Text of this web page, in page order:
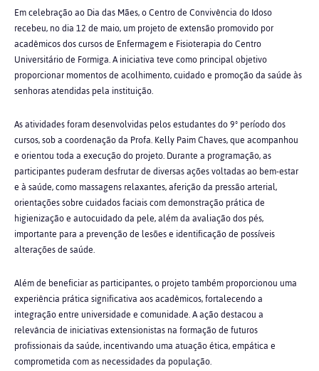
Em celebração ao Dia das Mães, o Centro de Convivência do Idoso
recebeu, no dia 12 de maio, um projeto de extensão promovido por
acadêmicos dos cursos de Enfermagem e Fisioterapia do Centro
Universitário de Formiga. A iniciativa teve como principal objetivo
proporcionar momentos de acolhimento, cuidado e promoção da saúde às
senhoras atendidas pela instituição.
As atividades foram desenvolvidas pelos estudantes do 9º período dos
cursos, sob a coordenação da Profa. Kelly Paim Chaves, que acompanhou
e orientou toda a execução do projeto. Durante a programação, as
participantes puderam desfrutar de diversas ações voltadas ao bem-estar
e à saúde, como massagens relaxantes, aferição da pressão arterial,
orientações sobre cuidados faciais com demonstração prática de
higienização e autocuidado da pele, além da avaliação dos pés,
importante para a prevenção de lesões e identificação de possíveis
alterações de saúde.
Além de beneficiar as participantes, o projeto também proporcionou uma
experiência prática significativa aos acadêmicos, fortalecendo a
integração entre universidade e comunidade. A ação destacou a
relevância de iniciativas extensionistas na formação de futuros
profissionais da saúde, incentivando uma atuação ética, empática e
comprometida com as necessidades da população.